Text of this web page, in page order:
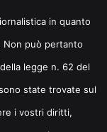
in quanto
Non può pertanto
legge n. 62 del
state trovate sul
i vostri diritti,